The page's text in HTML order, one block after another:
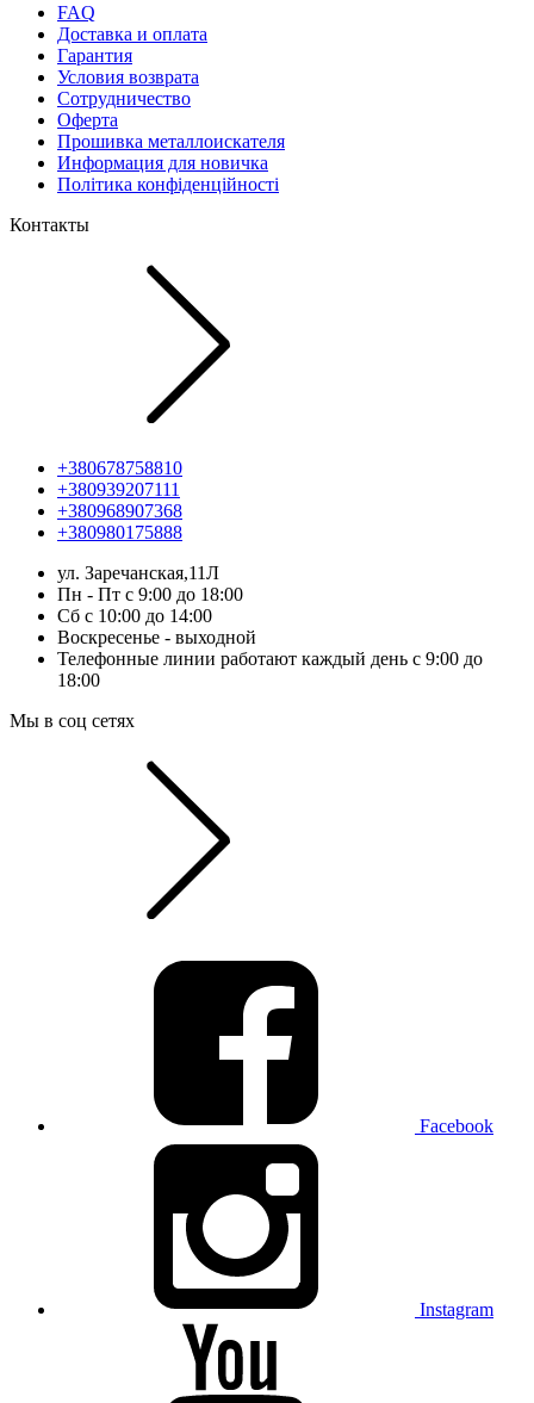
FAQ
Доставка и оплата
Гарантия
Условия возврата
Сотрудничество
Оферта
Прошивка металлоискателя
Информация для новичка
Політика конфіденційності
Контакты
+380678758810
+380939207111
+380968907368
+380980175888
ул. Заречанская,11Л
Пн - Пт с 9:00 до 18:00
Сб с 10:00 до 14:00
Воскресенье - выходной
Телефонные линии работают каждый день с 9:00 до
18:00
Мы в соц сетях
Facebook
Instagram